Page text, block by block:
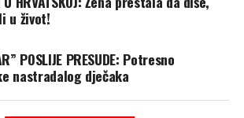
u život!
POSLIJE PRESUDE: Potresno
nastradalog dječaka